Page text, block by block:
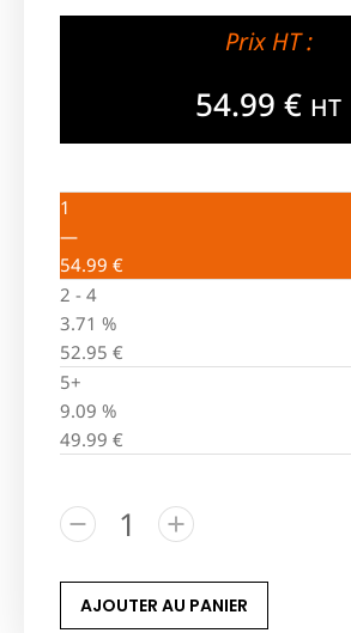
Prix HT :
54.99 € HT
1
—
54.99 €
2 - 4
3.71 %
52.95 €
5+
9.09 %
49.99 €
AJOUTER AU PANIER